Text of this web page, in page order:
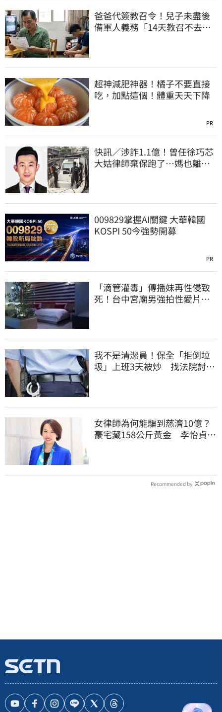
爸爸代簽教召令！兒子未盡後
備軍人義務「14天教召不去」
超神減肥神器！橘子不要直接
吃，加點這個！體重天天下降
PR
快訊／涉詐1.1億！曾任徐巧芯
大姑律師棄保跑了…媽也離
009829掌握AI關鍵 大華韓國
KOSPI 50今強勢開募
PR
「滴管灌毒」傳播妹再性侵致
死！台中宮廟男強拍性愛片
我不是清潔員！保全「拒倒垃
圾」上班3天被炒 找法院討公
女律師為何能騙到慈濟10億？
豪宅藏158公斤黃金 李怡貞驚
Recommended by